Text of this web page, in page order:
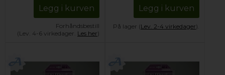
Legg i kurven
Forhåndsbestill
(Lev. 4-6 virkedager. Les her)
Legg i kurven
På lager (Lev. 2-4 virkedager).